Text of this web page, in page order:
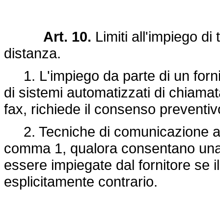
Art. 10. Limiti all'impiego di
distanza.
1. L'impiego da parte di un
di sistemi automatizzati di
fax, richiede il consenso
2. Tecniche di comunicazione
comma 1, qualora consentano
essere impiegate dal fornitore se
esplicitamente contrario.